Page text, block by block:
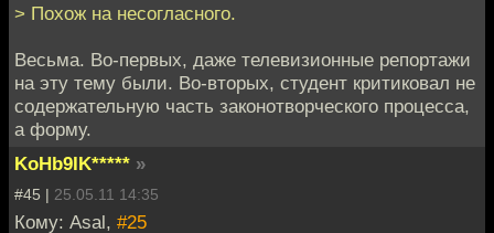
> Похож на несогласного.
Весьма. Во-первых, даже телевизионные репортажи
на эту тему были. Во-вторых, студент критиковал не
содержательную часть законотворческого процесса,
а форму.
KoHb9IK***** »
#45 | 25.05.11 14:35
Кому: Asal, #25